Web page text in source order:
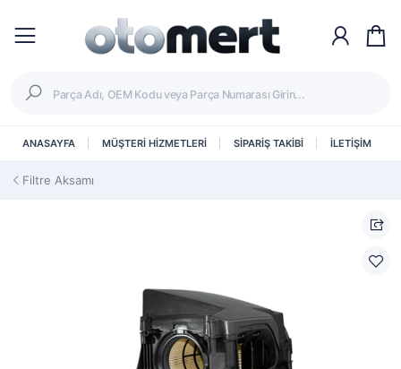
ANASAYFA MÜŞTERİ HİZMETLERİ SİPARİŞ TAKİBİ İLETİŞİM
Filtre Aksamı